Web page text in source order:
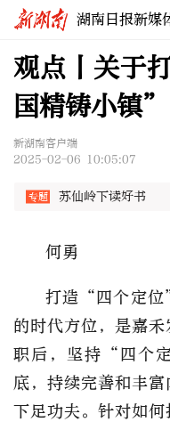
湖南日报新媒
观点丨关于
国精铸小镇
新湖南客户端
2025-02-06 10:05:07
苏仙岭下读好书
何勇
打造“四个定位
的时代方位，是嘉
职后，坚持“四个
底，持续完善和丰
下足功夫。针对如